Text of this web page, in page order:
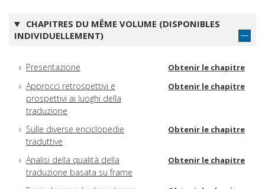
CHAPITRES DU MÊME VOLUME (DISPONIBLES
INDIVIDUELLEMENT)
Presentazione Obtenir le chapitre
Approcci retrospettivi e
prospettivi ai luoghi della
traduzione
Obtenir le chapitre
Sulle diverse enciclopedie
traduttive
Obtenir le chapitre
Analisi della qualità della
traduzione basata su frame
Obtenir le chapitre